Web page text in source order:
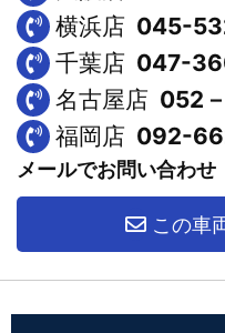
横浜店 045-
千葉店 047-
名古屋店 052
福岡店 092-
メールでお問い合わせ
この車